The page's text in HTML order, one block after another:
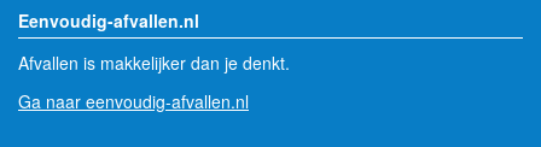
Eenvoudig-afvallen.nl
Afvallen is makkelijker dan je denkt.
Ga naar eenvoudig-afvallen.nl